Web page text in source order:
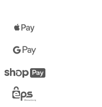
Pay
Google
Pay